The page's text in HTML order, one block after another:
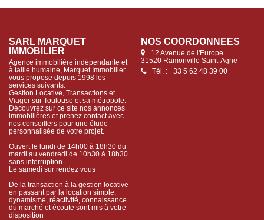
SARL MARQUET
IMMOBILIER
Agence immobilière indépendante et
à taille humaine, Marquet Immobilier
vous propose depuis 1998 les
services suivants:
Gestion Locative, Transactions et
Viager sur Toulouse et sa métropole.
Découvrez sur ce site nos annonces
immobilières et prenez contact avec
nos conseillers pour une étude
personnalisée de votre projet.
Ouvert le lundi de 14h00 à 18h30 du
mardi au vendredi de 10h30 à 18h30
sans interruption
Le samedi sur rendez vous
De la transaction à la gestion locative
en passant par la location simple,
dynamisme, réactivité, connaissance
du marché et écoute sont mis à votre
disposition
NOS COORDONNÉES
12 Avenue de l'Europe
31520 Ramonville Saint-Agne
Tél. : +33 5 62 48 39 00